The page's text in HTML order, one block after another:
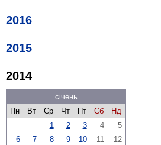
2016
2015
2014
січень
Пн
Вт Ср Чт Пт Сб
Нд
1
2 3 4
5
6
7 8 9 10 11
12